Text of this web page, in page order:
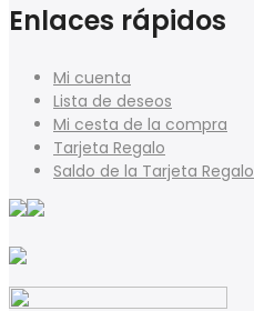
Enlaces rápidos
Mi cuenta
Lista de deseos
Mi cesta de la compra
Tarjeta Regalo
Saldo de la Tarjeta Regalo